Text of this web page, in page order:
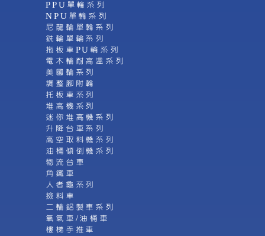
PPU單輪系列
NPU單輪系列
尼龍輪單輪系列
銑輪單輪系列
拖板車PU輪系列
電木輪耐高溫系列
美國輪系列
調整腳附輪
托板車系列
堆高機系列
迷你堆高機系列
升降台車系列
高空取料機系列
油桶傾倒機系列
物流台車
角鐵車
人者龜系列
撿料車
二輪鋁製車系列
氧氣車/油桶車
樓梯手推車